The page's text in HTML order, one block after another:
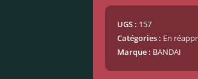
UGS : 157
Catégories : En
Marque : BANDAI